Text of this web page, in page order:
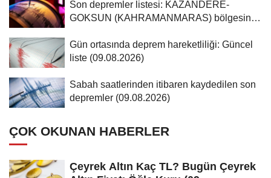
Son depremler listesi: KAZANDERE-
GOKSUN (KAHRAMANMARAS) bölgesinde
Gün ortasında deprem hareketliliği: Güncel
liste (09.08.2026)
Sabah saatlerinden itibaren kaydedilen son
depremler (09.08.2026)
ÇOK OKUNAN HABERLER
Çeyrek Altın Kaç TL? Bugün Çeyrek